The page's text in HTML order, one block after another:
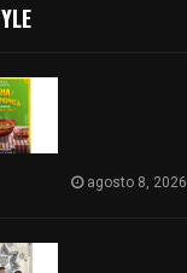
agosto 8, 2026